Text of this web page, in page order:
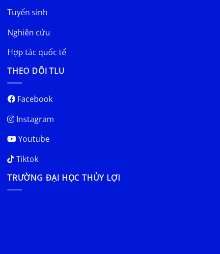
Tuyển sinh
Nghiên cứu
Hợp tác quốc tế
THEO DÕI TLU
Facebook
Instagram
Youtube
Tiktok
TRƯỜNG ĐẠI HỌC THỦY LỢI